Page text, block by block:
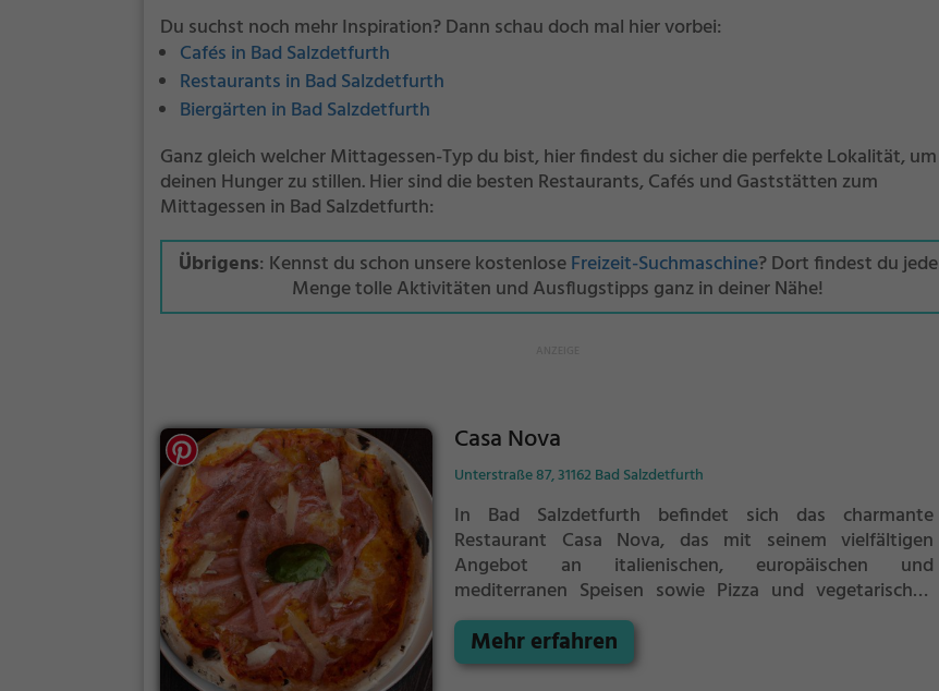
Du suchst noch mehr Inspiration? Dann schau doch mal hier vorbei:
Cafés in Bad Salzdetfurth
Restaurants in Bad Salzdetfurth
Biergärten in Bad Salzdetfurth
Ganz gleich welcher Mittagessen-Typ du bist, hier findest du sicher die perfekte Lokalität, um
deinen Hunger zu stillen. Hier sind die besten Restaurants, Cafés und Gaststätten zum
Mittagessen in Bad Salzdetfurth:
Übrigens: Kennst du schon unsere kostenloseFreizeit-Suchmaschine? Dort findest du jede
Menge tolle Aktivitäten und Ausflugstipps ganz in deiner Nähe!
Casa Nova
Unterstraße 87, 31162 Bad Salzdetfurth
In Bad Salzdetfurth befindet sich das charmante
Restaurant Casa Nova, das mit seinem vielfältigen
Angebot an italienischen, europäischen und
mediterranen Speisen sowie Pizza und vegetarischen
Gerichten überzeugt. Hier kann man in gemütlicher
Atmosphäre köstliche Speisen genießen und aus einer
breiten Auswahl an Getränken wählen. Das Casa Nova
Mehr erfahren